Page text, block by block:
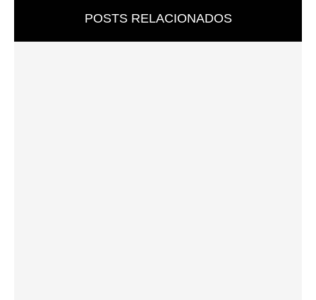
POSTS RELACIONADOS